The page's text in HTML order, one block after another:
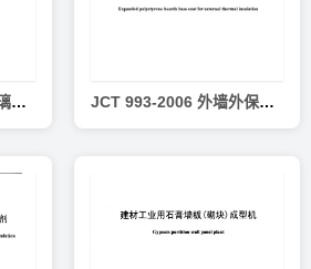
JCT 994-2006 微晶玻璃陶瓷复合砖 JCT 993-2006 外墙外保温用膨胀聚苯乙烯板抹面胶浆